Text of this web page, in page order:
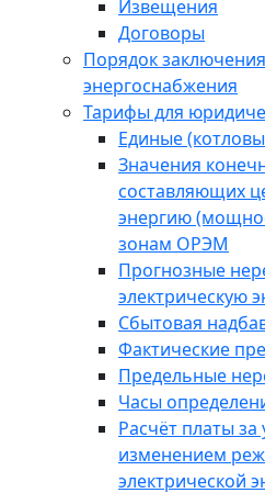
Извещения
Договоры
Порядок
энергоснабжения
Тарифы для
Единые
Значения
составляющих
энергию
зонам ОРЭМ
Прогнозные
электрическую
Сбытовая
Фактические
Предельные
Часы
Расчёт платы
изменением
электрической